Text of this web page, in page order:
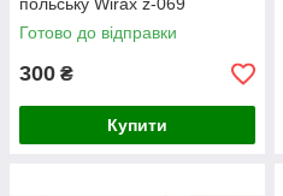
Готово до відправки
300 ₴
Купити